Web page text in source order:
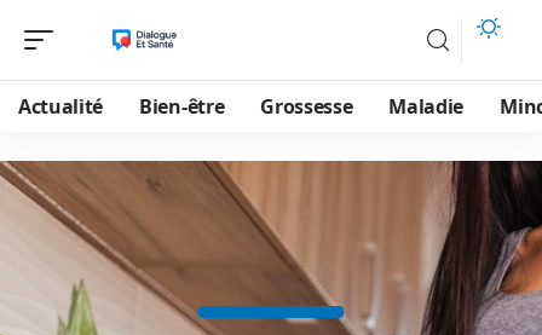
Actualité Bien-être Grossesse Maladie